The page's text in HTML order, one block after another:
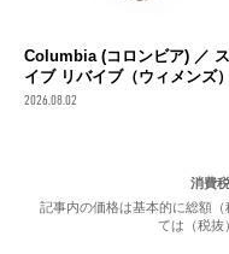
Columbia (コロンビア) ／
イブ リバイブ（ウィメンズ）
2026.08.02
消費
記事内の価格は基本的に総額
ては（税抜